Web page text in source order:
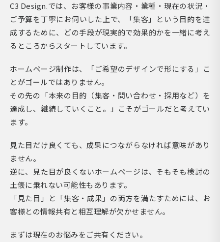
C3 Design.では、お客様の事業内容・業種・現在の状況・
ご予算を丁寧にお伺いした上で、「集客」という目的を達
成するために、どの手段が現実的で効果的かを一緒に考え
るところからスタートしています。
ホームページ制作は、「ご希望のデザインで形にする」こ
とがゴールではありません。
その先の「本来の目的（集客・問い合わせ・採用など）を
達成し、継続していくこと。」こそがゴールだと考えてい
ます。
見た目だけ良くても、成果につながらなければ意味があり
ません。
逆に、見た目が良くないホームページは、そもそも検討の
土俵に乗れない可能性もあります。
「見た目」と「集客・成果」の両方を満たすためには、お
客様との情報共有と相互理解が欠かせません。
まずは現在のお悩みをご共有ください。